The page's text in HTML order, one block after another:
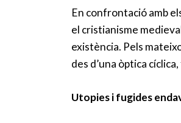
En confrontació amb
el cristianisme
existència. Pels
des d’una òptica
Utopies i fugides